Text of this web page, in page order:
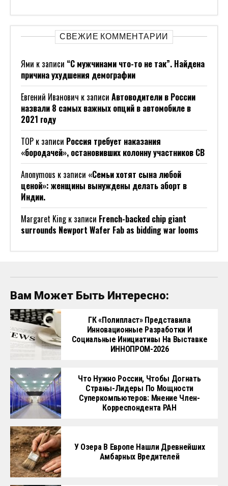
СВЕЖИЕ КОММЕНТАРИИ
Ями к записи “С мужчинами что-то не так”. Найдена
причина ухудшения демографии
Евгений Иванович к записи Автоводители в России
назвали 8 самых важных опций в автомобиле в
2021 году
ТОР к записи Россия требует наказания
«бородачей», остановивших колонну участников СВ
Anonymous к записи «Семьи хотят сына любой
ценой»: женщины вынуждены делать аборт в
Индии.
Margaret Kingк записи French-backed chip giant
surrounds Newport Wafer Fab as bidding war looms
Вам Может Быть Интересно:
ГК «Полипласт» Представила
Инновационные Разработки И
Социальные Инициативы На Выставке
ИННОПРОМ-2026
Что Нужно России, Чтобы Догнать
Страны-Лидеры По Мощности
Суперкомпьютеров: Мнение Член-
Корреспондента РАН
У Озера В Европе Нашли Древнейших
Амбарных Вредителей